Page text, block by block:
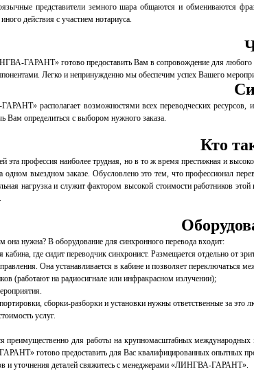
представители земного шара общаются и обмениваются
действия с участием нотариуса.
ГАРАНТ» готово предоставить Вам в сопровождение для
Легко и непринужденно мы обеспечим успех Вашего
располагает возможностями всех переводческих ресурсов,
Вам определиться с выбором нужного заказа.
Кто
эта профессия наиболее трудная, но в то ж время престижная и
одном выездном заказе. Обусловлено это тем, что профессионал
нагрузка и служит фактором высокой стоимости работников
она нужна? В оборудование для синхронного перевода входит:
кабина, где сидит переводчик синхронист. Размещается отдельно от
Она устанавливается в кабине и позволяет
(работают на радиосигнале или инфракрасном излучении);
сборки-разборки и установки нужны ответственные за
услуг.
преимущественно для работы на крупномасштабных
готово предоставить для Вас квалифицированных опытных
и уточнения деталей свяжитесь с менеджерами «ЛИНГВА-ГАРАНТ».